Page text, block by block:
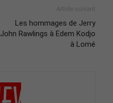
Article suivant
Les hommages de Jerry
John Rawlings à Edem Kodjo
à Lomé